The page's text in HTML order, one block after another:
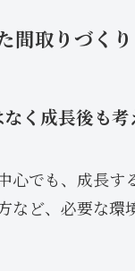
間取りづくり
く成長後も考
心でも、成長す
など、必要な環